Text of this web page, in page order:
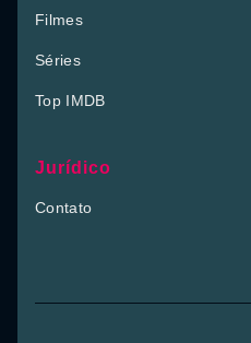
Filmes
Séries
Top IMDB
Jurídico
Contato